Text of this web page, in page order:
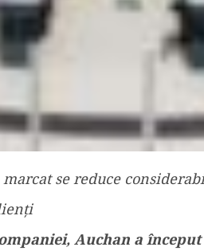
se reduce
Auchan a